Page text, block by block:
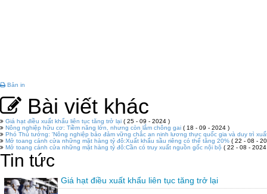
Bản in
Bài viết khác
Giá hạt điều xuất khẩu liên tục tăng trở lại ( 25 - 09 - 2024 )
Nông nghiệp hữu cơ: Tiềm năng lớn, nhưng còn lắm chông gai ( 18 - 09 - 2024 )
Phó Thủ tướng: 'Nông nghiệp bảo đảm vững chắc an ninh lương thực quốc gia và duy trì
Mở toang cánh cửa những mặt hàng tỷ đô:Xuất khẩu sầu riêng có thể tăng 20% ( 22 - 08 -
Mở toang cánh cửa những mặt hàng tỷ đô:Cần có truy xuất nguồn gốc nội bộ ( 22 - 08 - 2024
Tin tức
Giá hạt điều xuất khẩu liên tục tăng trở lại